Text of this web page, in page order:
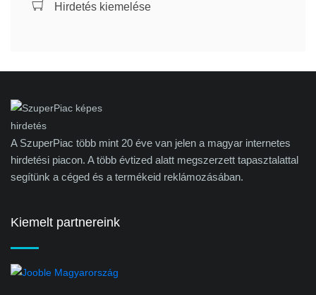
Hirdetés kiemelése
A SzuperPiac több mint 20 éve van jelen a magyar internetes
hirdetési piacon. A több évtized alatt megszerzett tapasztalattal
segítünk a céged és a termékeid reklámozásában.
Kiemelt partnereink